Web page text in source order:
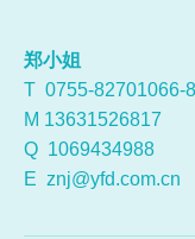
郑小姐
T 0755-82701066-
M 13631526817
Q 1069434988
E znj@yfd.com.cn